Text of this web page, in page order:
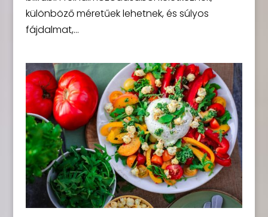
különböző méretűek lehetnek, és súlyos
fájdalmat,...